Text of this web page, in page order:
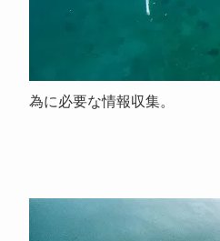
為に必要な情報収集。